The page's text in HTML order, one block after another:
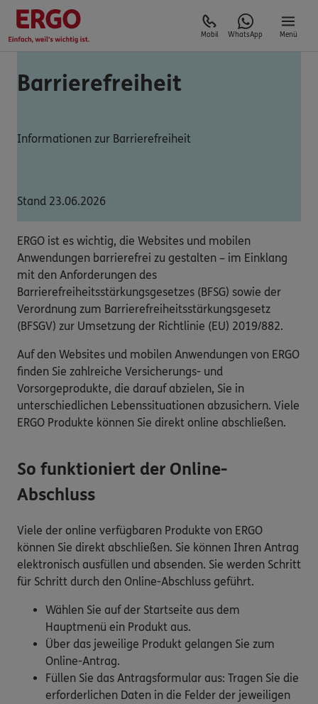
Mobil WhatsApp Menü
Barrierefreiheit
Informationen zur Barrierefreiheit
Stand 23.06.2026
ERGO ist es wichtig, die Websites und mobilen
Anwendungen barrierefrei zu gestalten – im Einklang
mit den Anforderungen des
Barrierefreiheitsstärkungsgesetzes (BFSG) sowie der
Verordnung zum Barrierefreiheitsstärkungsgesetz
(BFSGV) zur Umsetzung der Richtlinie (EU) 2019/882.
Auf den Websites und mobilen Anwendungen von ERGO
finden Sie zahlreiche Versicherungs- und
Vorsorgeprodukte, die darauf abzielen, Sie in
unterschiedlichen Lebenssituationen abzusichern. Viele
ERGO Produkte können Sie direkt online abschließen.
So funktioniert der Online-
Abschluss
Viele der online verfügbaren Produkte von ERGO
können Sie direkt abschließen. Sie können Ihren Antrag
elektronisch ausfüllen und absenden. Sie werden Schritt
für Schritt durch den Online-Abschluss geführt.
Wählen Sie auf der Startseite aus dem
Hauptmenü ein Produkt aus.
Über das jeweilige Produkt gelangen Sie zum
Online-Antrag.
Füllen Sie das Antragsformular aus: Tragen Sie die
erforderlichen Daten in die Felder der jeweiligen